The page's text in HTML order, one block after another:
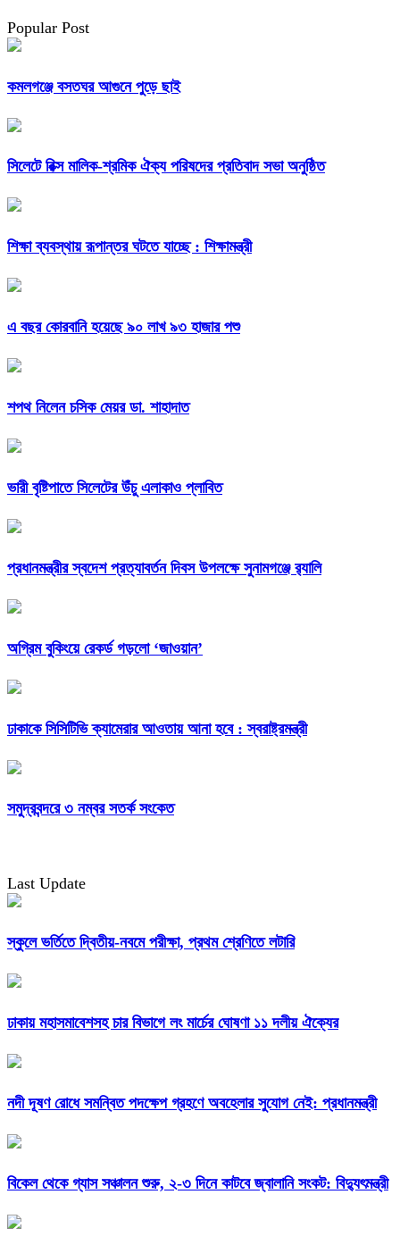
Popular Post
কমলগঞ্জে বসতঘর আগুনে পুড়ে ছাই
সিলেটে রিক্স মালিক-শ্রমিক ঐক্য পরিষদের প্রতিবাদ সভা অনুষ্ঠিত
শিক্ষা ব্যবস্থায় রূপান্তর ঘটতে যাচ্ছে : শিক্ষামন্ত্রী
এ বছর কোরবানি হয়েছে ৯০ লাখ ৯৩ হাজার পশু
শপথ নিলেন চসিক মেয়র ডা. শাহাদাত
ভারী বৃষ্টিপাতে সিলেটের উঁচু এলাকাও প্লাবিত
প্রধানমন্ত্রীর স্বদেশ প্রত্যাবর্তন দিবস উপলক্ষে সুনামগঞ্জে র‌্যালি
অগ্রিম বুকিংয়ে রেকর্ড গড়লো ‘জাওয়ান’
ঢাকাকে সিসিটিভি ক্যামেরার আওতায় আনা হবে : স্বরাষ্ট্রমন্ত্রী
সমুদ্রবন্দরে ৩ নম্বর সতর্ক সংকেত
Last Update
স্কুলে ভর্তিতে দ্বিতীয়-নবমে পরীক্ষা, প্রথম শ্রেণিতে লটারি
ঢাকায় মহাসমাবেশসহ চার বিভাগে লং মার্চের ঘোষণা ১১ দলীয় ঐক্যের
নদী দূষণ রোধে সমন্বিত পদক্ষেপ গ্রহণে অবহেলার সুযোগ নেই: প্রধানমন্ত্রী
বিকেল থেকে গ্যাস সঞ্চালন শুরু, ২-৩ দিনে কাটবে জ্বালানি সংকট: বিদ্যুৎমন্ত্রী